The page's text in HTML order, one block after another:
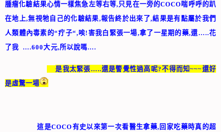
腫瘤化驗結果心情一樣焦急左等右等, 只見在一旁的COCO喘呼呼的趴
在地上,無視牠自己的化驗結果,報告終於出來了,結果是有點屬於我們
人類體內毒素的“疔子“,唉! 害我白緊張一場,拿了一星期的藥,還…..花
了我 ….600大元,所以說嗎….
是我太緊張…..還是警覺性過高呢?不得而知~~~還好
是虛驚一場
這是COCO有史以來第一次看醫生拿藥, 回家吃藥時真的超